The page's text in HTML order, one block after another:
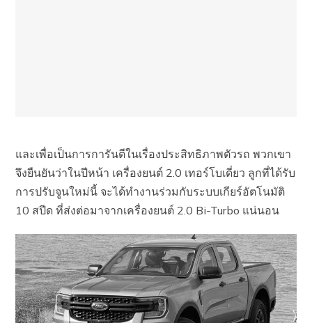
และเพื่อเป็นการการันตีในเรื่องประสิทธิภาพตัวรถ พวกเขา
จึงยืนยันว่าในปีหน้า เครื่องยนต์ 2.0 เทอร์โบเดี่ยว ลูกที่ได้รับ
การปรับจูนใหม่นี้ จะได้ทำงานร่วมกับระบบเกียร์อัตโนมัติ
10 สปีด ที่ส่งต่อมาจากเครื่องยนต์ 2.0 Bi-Turbo แน่นอน